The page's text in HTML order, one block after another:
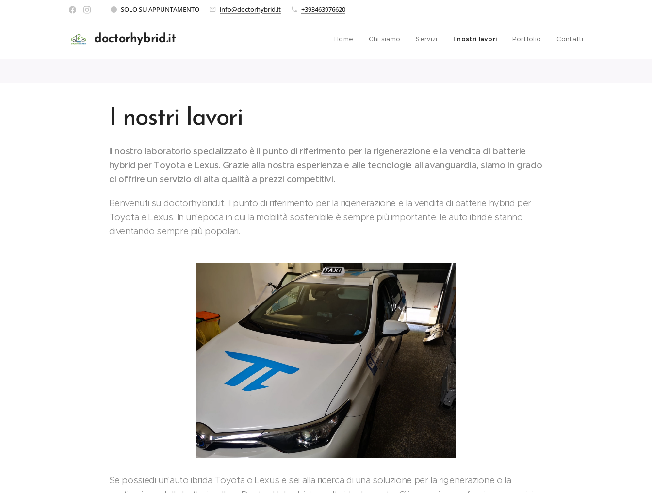
SOLO SU APPUNTAMENTO info@doctorhybrid.it +393463976620
doctorhybrid.it Home Chi siamo Servizi I nostri lavori Portfolio Contatti
I nostri lavori
Il nostro laboratorio specializzato è il punto di riferimento per la rigenerazione e la vendita di batterie
hybrid per Toyota e Lexus. Grazie alla nostra esperienza e alle tecnologie all'avanguardia, siamo in grado
di offrire un servizio di alta qualità a prezzi competitivi.
Benvenuti su doctorhybrid.it, il punto di riferimento per la rigenerazione e la vendita di batterie hybrid per
Toyota e Lexus. In un'epoca in cui la mobilità sostenibile è sempre più importante, le auto ibride stanno
diventando sempre più popolari.
Se possiedi un'auto ibrida Toyota o Lexus e sei alla ricerca di una soluzione per la rigenerazione o la